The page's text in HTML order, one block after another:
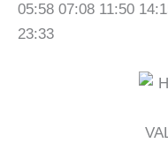
05:58 07:08 11:50
23:33